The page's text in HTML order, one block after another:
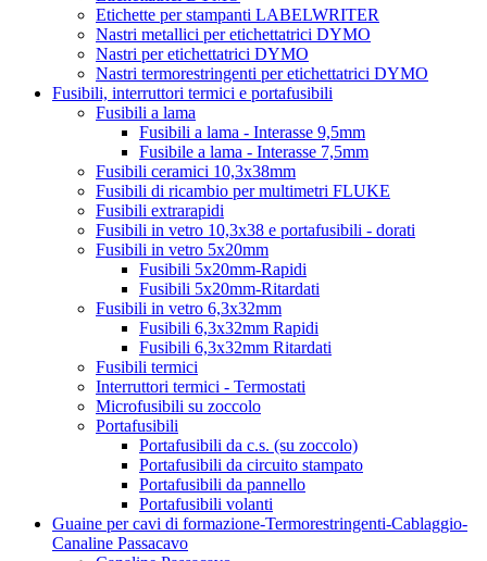
Etichette per stampanti LABELWRITER
Nastri metallici per etichettatrici DYMO
Nastri per etichettatrici DYMO
Nastri termorestringenti per etichettatrici DYMO
Fusibili, interruttori termici e portafusibili
Fusibili a lama
Fusibili a lama - Interasse 9,5mm
Fusibile a lama - Interasse 7,5mm
Fusibili ceramici 10,3x38mm
Fusibili di ricambio per multimetri FLUKE
Fusibili extrarapidi
Fusibili in vetro 10,3x38 e portafusibili - dorati
Fusibili in vetro 5x20mm
Fusibili 5x20mm-Rapidi
Fusibili 5x20mm-Ritardati
Fusibili in vetro 6,3x32mm
Fusibili 6,3x32mm Rapidi
Fusibili 6,3x32mm Ritardati
Fusibili termici
Interruttori termici - Termostati
Microfusibili su zoccolo
Portafusibili
Portafusibili da c.s. (su zoccolo)
Portafusibili da circuito stampato
Portafusibili da pannello
Portafusibili volanti
Guaine per cavi di formazione-Termorestringenti-Cablaggio-
Canaline Passacavo